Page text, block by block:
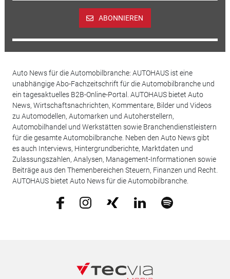
ABONNIEREN
Auto News für die Automobilbranche: AUTOHAUS ist eine
unabhängige Abo-Fachzeitschrift für die Automobilbranche und
ein tagesaktuelles B2B-Online-Portal. AUTOHAUS bietet Auto
News, Wirtschaftsnachrichten, Kommentare, Bilder und Videos
zu Automodellen, Automarken und Autoherstellern,
Automobilhandel und Werkstätten sowie Branchendienstleistern
für die gesamte Automobilbranche. Neben den Auto News gibt
es auch Interviews, Hintergrundberichte, Marktdaten und
Zulassungszahlen, Analysen, Management-Informationen sowie
Beiträge aus den Themenbereichen Steuern, Finanzen und Recht.
AUTOHAUS bietet Auto News für die Automobilbranche.